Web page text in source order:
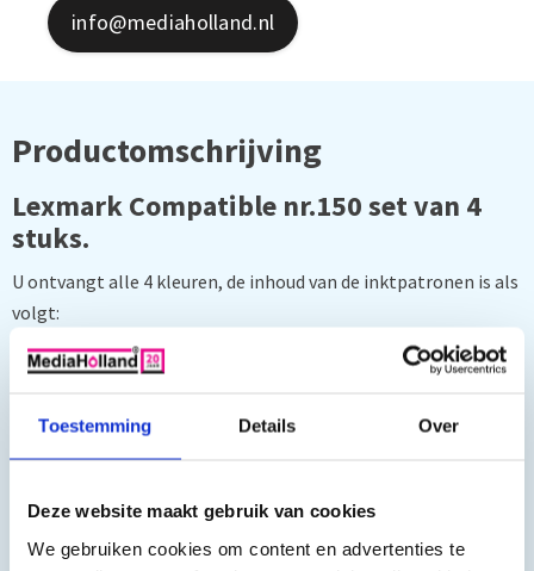
Toestemming Details Over
Deze website maakt gebruik van cookies
We gebruiken cookies om content en advertenties te
info@mediaholland.nl
Productomschrijving
Lexmark Compatible nr.150 set van 4
stuks.
U ontvangt alle 4 kleuren, de inhoud van de inktpatronen is als
volgt:
Zwart 35 ml
O.a. geschikt voor:
Lexmark S315.
Lexmark Interpret S415.